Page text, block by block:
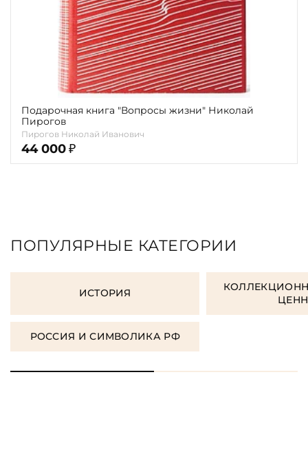
Переплёт
Подарочная книга "Вопросы жизни" Николай
Пирогов
Пирогов Николай Иванович
44 000 ₽
ПОПУЛЯРНЫЕ КАТЕГОРИИ
ИСТОРИЯ
РОССИЯ И СИМВОЛИКА РФ